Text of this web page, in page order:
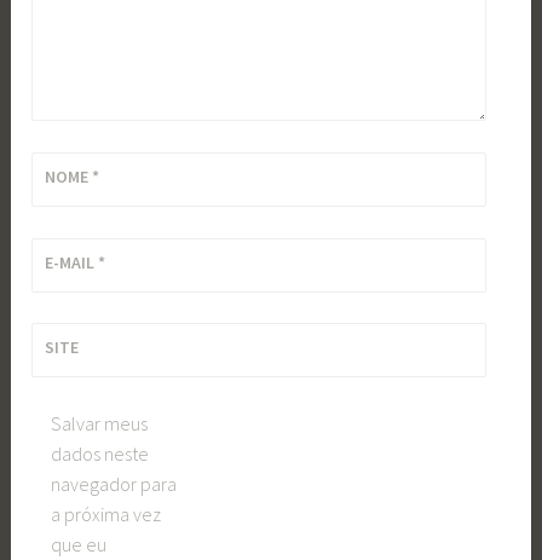
NOME *
E-MAIL *
SITE
Salvar meus
dados neste
navegador para
a próxima vez
que eu